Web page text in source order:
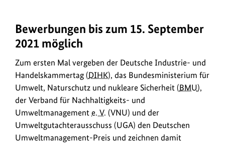
In
diesem
Jahr
wird
zum
ersten
Mal
der
Deutsche
Umweltmanagement-
Bewerbungen bis zum 15. September
2021 möglich
Zum ersten Mal vergeben der Deutsche Industrie- und
Handelskammertag (DIHK), das Bundesministerium für
Umwelt, Naturschutz und nukleare Sicherheit (BMU),
der Verband für Nachhaltigkeits- und
Umweltmanagement e. V. (VNU) und der
Umweltgutachterausschuss (UGA) den Deutschen
Umweltmanagement-Preis und zeichnen damit